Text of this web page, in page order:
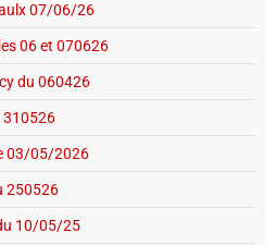
07/06/26
06 et 070626
du 060426
310526
03/05/2026
250526
10/05/25